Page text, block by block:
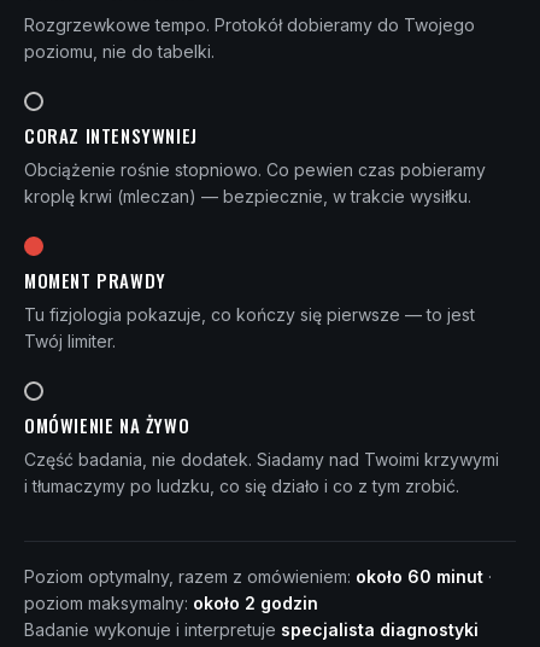
Rozgrzewkowe tempo. Protokół dobieramy do Twojego
poziomu, nie do tabelki.
CORAZ INTENSYWNIEJ
Obciążenie rośnie stopniowo. Co pewien czas pobieramy
kroplę krwi (mleczan) — bezpiecznie, w trakcie wysiłku.
MOMENT PRAWDY
Tu fizjologia pokazuje, co kończy się pierwsze — to jest
Twój limiter.
OMÓWIENIE NA ŻYWO
Część badania, nie dodatek. Siadamy nad Twoimi krzywymi
i tłumaczymy po ludzku, co się działo i co z tym zrobić.
Poziom optymalny, razem z omówieniem: około 60 minut ·
poziom maksymalny: około 2 godzin
Badanie wykonuje i interpretuje specjalista diagnostyki